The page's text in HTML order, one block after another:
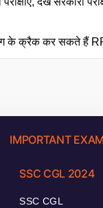
के क्रैक कर सकते हैं
IMPORTANT
SSC CGL 2024
SSC CGL